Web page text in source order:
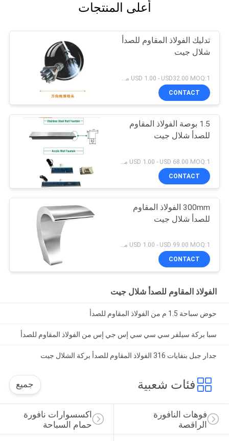
أعلى المنتجات
تدليك الفولاذ المقاوم للصدأ
شلال جيت
CONTACT
1.5 بوصة الفولاذ المقاوم
للصدأ شلال جيت
CONTACT
300mm الفولاذ المقاوم
للصدأ شلال جيت
USD 1.00 - USD 99.00 MOQ:1 مجموعة
CONTACT
الفولاذ المقاوم للصدأ شلال جيت
حوض سباحة 1.5 م من الفولاذ المقاوم للصدأ
سبا بركة سيلفر سي سي سي إس جي إس من الفولاذ المقاوم للصدأ
جدار جبل بنفايات 316 الفولاذ المقاوم للصدأ بركة الشلال جيت
فئات شعبية جميع
اكسسوارات نافورة
حمام السباحة
فوهات النافورة
الراقصة